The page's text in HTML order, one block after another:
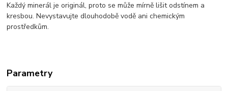
Každý minerál je originál, proto se může mírně lišit odstínem a
kresbou. Nevystavujte dlouhodobě vodě ani chemickým
prostředkům.
Parametry